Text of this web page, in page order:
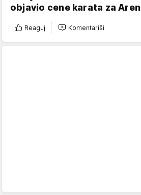
objavio cene karata za
Reaguj Komentariši